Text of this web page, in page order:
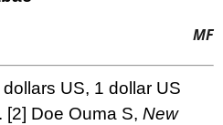
MF
US, 1 dollar US
[2] Doe Ouma S, New